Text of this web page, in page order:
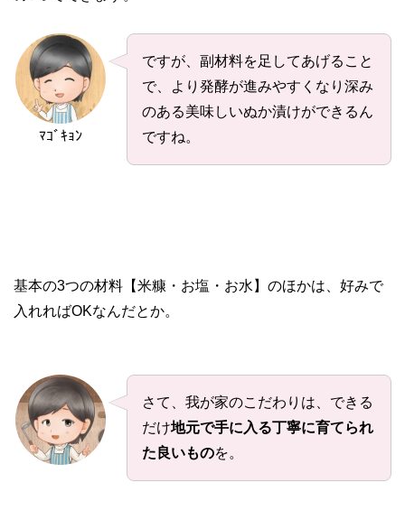
ﾏｺﾞｷｮﾝ
ですが、副材料を足してあげること
で、より発酵が進みやすくなり深み
のある美味しいぬか漬けができるん
ですね。
基本の3つの材料【米糠・お塩・お水】のほかは、好みで
入れればOKなんだとか。
さて、我が家のこだわりは、できる
だけ地元で手に入る丁寧に育てられ
た良いものを。